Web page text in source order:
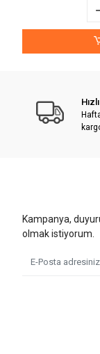
Kampanya,
olmak istiyorum.